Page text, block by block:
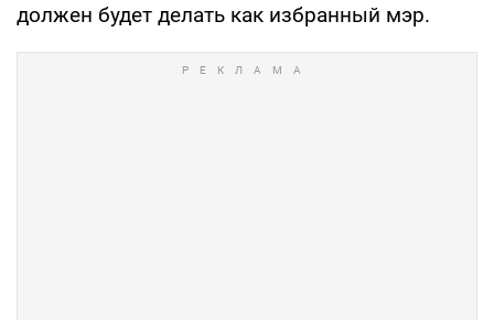
должен будет делать как избранный мэр.